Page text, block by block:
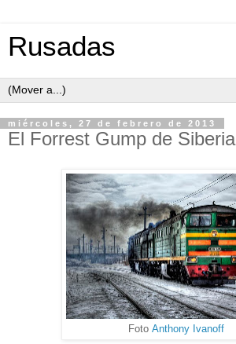
Rusadas
miércoles, 27 de febrero de 2013
El Forrest Gump de Siberia
Foto Anthony Ivanoff